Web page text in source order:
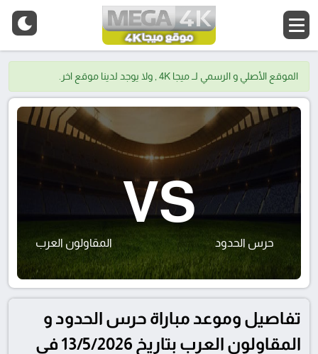
الموقع الأصلي و الرسمي لــ ميجا 4K , ولا يوجد لدينا موقع اخر.
حرس الحدود
VS
المقاولون العرب
تفاصيل وموعد مباراة حرس الحدود و
المقاولون العرب بتاريخ 13/5/2026 في